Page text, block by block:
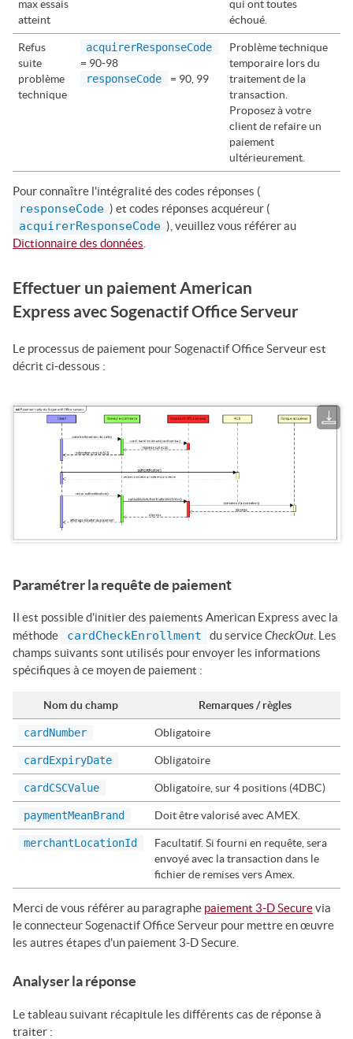
max essais
atteint
qui ont toutes
échoué.
Refus
suite
problème
technique
acquirerResponseCode
= 90-98
responseCode
= 90, 99
Problème technique
temporaire lors du
traitement de la
transaction.
Proposez à votre
client de refaire un
paiement
ultérieurement.
Pour connaître l'intégralité des codes réponses (
responseCode ) et codes réponses acquéreur (
acquirerResponseCode ), veuillez vous référer au
Dictionnaire des données
Effectuer un paiement American
Express avecSogenactif Office Serveur
Le processus de paiement pourSogenactif Office Serveurest
décrit ci-dessous :
Paramétrer la requête de paiement
Il est possible d'initier des paiements American Express avec la
méthode
cardCheckEnrollment du serviceCheckOut. Les
champs suivants sont utilisés pour envoyer les informations
spécifiques à ce moyen de paiement :
Nom du champ Remarques / règles
cardNumber Obligatoire
cardExpiryDate Obligatoire
cardCSCValue Obligatoire, sur 4 positions (4DBC)
paymentMeanBrand Doit être valorisé avec AMEX.
merchantLocationId
Facultatif. Si fourni en requête, sera
envoyé avec la transaction dans le
fichier de remises vers Amex.
Merci de vous référer au paragraphe paiement 3-D Securevia
le connecteurSogenactif Office Serveur pour mettre en œuvre
les autres étapes d'un paiement 3-D Secure.
Analyser la réponse
Le tableau suivant récapitule les différents cas de réponse à
traiter :